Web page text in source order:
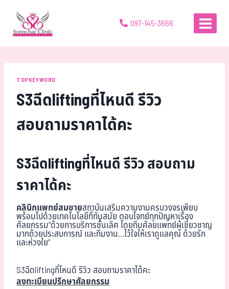
097-145-3666
TOPKEYWORD
S3ฉีดliftingที่ไหนดี รีวิว
สอบถามราคาได้คะ
S3ฉีดliftingที่ไหนดี รีวิว สอบถาม
ราคาได้คะ
คลินิกแพทย์สมชายสถาบันเสริมความงามครบวงจรเพียบ
พร้อมไปด้วยเทคโนโลยีที่ทันสมัย ตอบโจทย์ทุกปัญหาเรื่อง
ศัลยกรรม“ด้วยการบริการชั้นเลิศ โดยทีมศัลยแพทย์ผู้เชี่ยวชาญ
มากด้วยประสบการณ์ และทีมงาน…ไว้ใจให้เราดูแลคุณ ด้วยรัก
และห่วงใย”
S3ฉีดliftingที่ไหนดี รีวิว สอบถามราคาได้คะ
ลงทะเบียนปรึกษาศัลยกรรม